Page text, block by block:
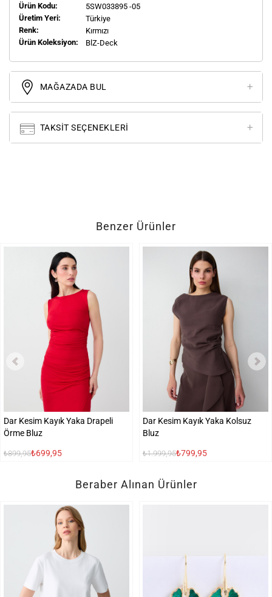
Ürün Kodu:
5SW033895 -05
Üretim Yeri:
Türkiye
Renk:
Kırmızı
Ürün Koleksiyon:
BlZ-Deck
MAĞAZADA BUL
TAKSIT SEÇENEKLERI
Benzer Ürünler
Dar Kesim Kayık Yaka Drapeli
Örme Bluz
₺899,95₺699,95
Dar Kesim Kayık Yaka Kolsuz
Bluz
₺1.999,95₺799,95
Beraber Alınan Ürünler